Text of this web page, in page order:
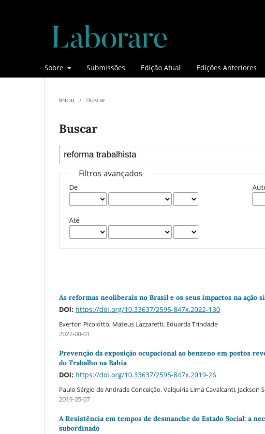
Sobre Submissões Edição Atual Edições Anteriores
Início / Buscar
Buscar
Filtros avançados
De
Até
As reformas neoliberais no Brasil e os seus impactos na ação
DOI: https://doi.org/10.33637/2595-847x.2022-130
Everton Picolotto, Mateus Lazzaretti, Eduarda Trindade
2022-08-01
Prevenção da exposição ocupacional ao benzeno em postos
do Trabalho na Bahia
DOI: https://doi.org/10.33637/2595-847x.2019-26
Paulo Sérgio de Andrade Conceição, Valquí­ria Lima Cavalcanti, Jackson
2019-05-07
A Resistência em tempos de desmanche do Estado Social: a
subordinado